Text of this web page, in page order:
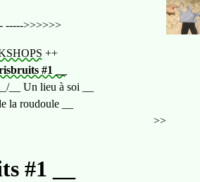
----->>>>>>
++
#1 __
/__ Un lieu à soi __
la roudoule __
Home
suivant
>>
#1 __